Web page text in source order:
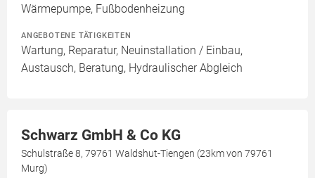
Wärmepumpe, Fußbodenheizung
ANGEBOTENE TÄTIGKEITEN
Wartung, Reparatur, Neuinstallation / Einbau,
Austausch, Beratung, Hydraulischer Abgleich
Schwarz GmbH & Co KG
Schulstraße 8, 79761 Waldshut-Tiengen (23km von 79761
Murg)